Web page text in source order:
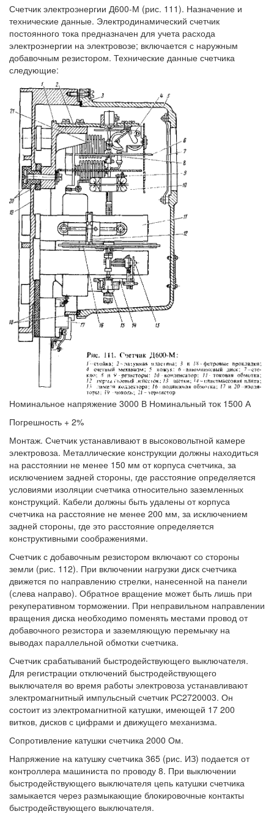
Счетчик электроэнергии Д600-М (рис. 111). Назначение и
технические данные. Электродинамический счетчик
постоянного тока предназначен для учета расхода
электроэнергии на электровозе; включается с наружным
добавочным резистором. Технические данные счетчика
следующие:
Номинальное напряжение 3000 В Номинальный ток 1500 А
Погрешность + 2%
Монтаж. Счетчик устанавливают в высоковольтной камере
электровоза. Металлические конструкции должны находиться
на расстоянии не менее 150 мм от корпуса счетчика, за
исключением задней стороны, где расстояние определяется
условиями изоляции счетчика относительно заземленных
конструкций. Кабели должны быть удалены от корпуса
счетчика на расстояние не менее 200 мм, за исключением
задней стороны, где это расстояние определяется
конструктивными соображениями.
Счетчик с добавочным резистором включают со стороны
земли (рис. 112). При включении нагрузки диск счетчика
движется по направлению стрелки, нанесенной на панели
(слева направо). Обратное вращение может быть лишь при
рекуперативном торможении. При неправильном направлении
вращения диска необходимо поменять местами провод от
добавочного резистора и заземляющую перемычку на
выводах параллельной обмотки счетчика.
Счетчик срабатываний быстродействующего выключателя.
Для регистрации отключений быстродействующего
выключателя во время работы электровоза устанавливают
электромагнитный импульсный счетчик РС2720003. Он
состоит из электромагнитной катушки, имеющей 17 200
витков, дисков с цифрами и движущего механизма.
Сопротивление катушки счетчика 2000 Ом.
Напряжение на катушку счетчика 365 (рис. ИЗ) подается от
контроллера машиниста по проводу 8. При выключении
быстродействующего выключателя цепь катушки счетчика
замыкается через размыкающие блокировочные контакты
быстродействующего выключателя.